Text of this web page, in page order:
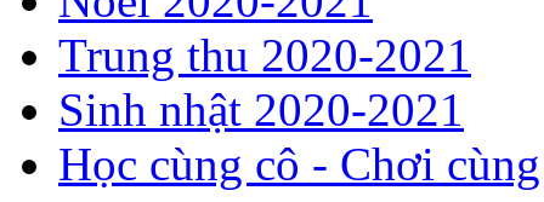
Trung thu 2020-2021
Sinh nhật 2020-2021
Học cùng cô - Chơi